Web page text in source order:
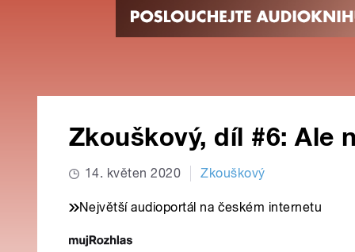
Zkouškový, díl #6: Ale
14. květen 2020 Zkouškový
Největší audioportál na českém internetu